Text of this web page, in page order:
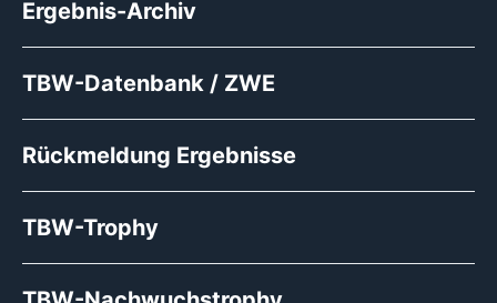
Ergebnis-Archiv
TBW-Datenbank / ZWE
Rückmeldung Ergebnisse
TBW-Trophy